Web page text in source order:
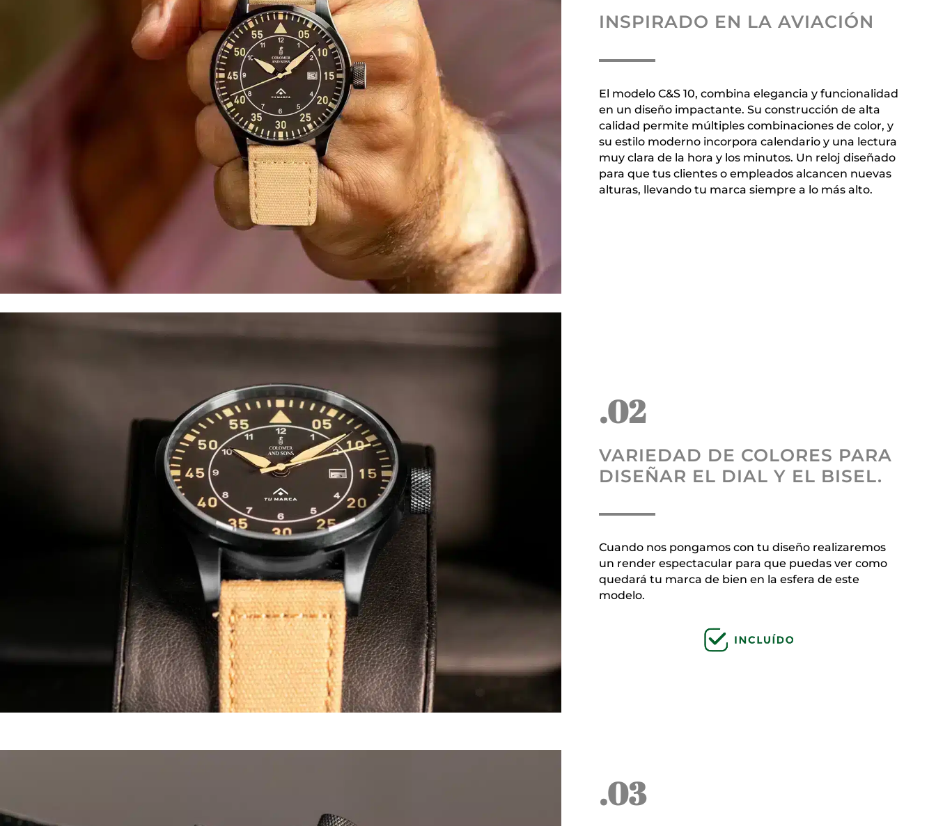
INSPIRADO EN LA AVIACIÓN
El modelo C&S 10, combina elegancia y funcionalidad
en un diseño impactante. Su construcción de alta
calidad permite múltiples combinaciones de color, y
su estilo moderno incorpora calendario y una lectura
muy clara de la hora y los minutos. Un reloj diseñado
para que tus clientes o empleados alcancen nuevas
alturas, llevando tu marca siempre a lo más alto.
.02
VARIEDAD DE COLORES PARA
DISEÑAR EL DIAL Y EL BISEL.
Cuando nos pongamos con tu diseño realizaremos
un render espectacular para que puedas ver como
quedará tu marca de bien en la esfera de este
modelo.
.03